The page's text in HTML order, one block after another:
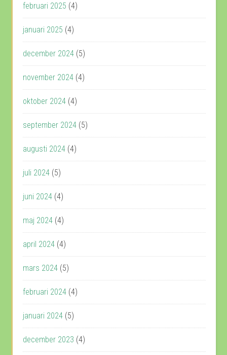
februari 2025 (4)
januari 2025 (4)
december 2024 (5)
november 2024 (4)
oktober 2024 (4)
september 2024 (5)
augusti 2024 (4)
juli 2024 (5)
juni 2024 (4)
maj 2024 (4)
april 2024 (4)
mars 2024 (5)
februari 2024 (4)
januari 2024 (5)
december 2023 (4)